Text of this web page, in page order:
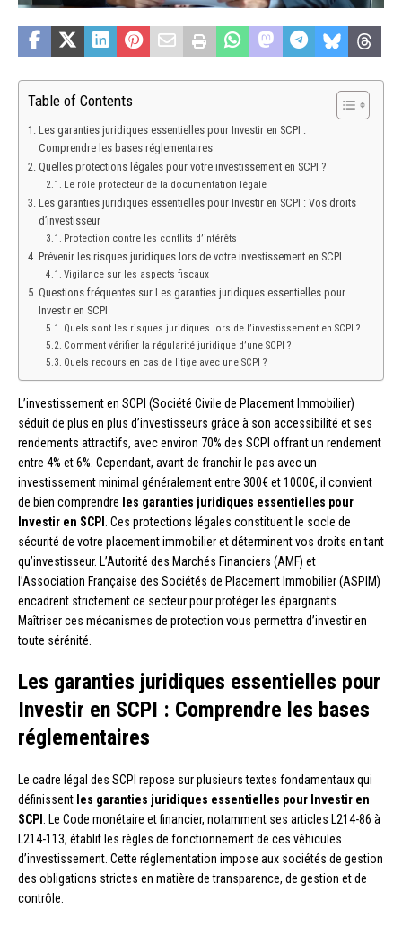
Table of Contents
Les garanties juridiques essentielles pour Investir en SCPI :
Comprendre les bases réglementaires
Quelles protections légales pour votre investissement en SCPI ?
Le rôle protecteur de la documentation légale
Les garanties juridiques essentielles pour Investir en SCPI : Vos droits
d’investisseur
Protection contre les conflits d’intérêts
Prévenir les risques juridiques lors de votre investissement en SCPI
Vigilance sur les aspects fiscaux
Questions fréquentes sur Les garanties juridiques essentielles pour
Investir en SCPI
Quels sont les risques juridiques lors de l’investissement en SCPI ?
Comment vérifier la régularité juridique d’une SCPI ?
Quels recours en cas de litige avec une SCPI ?
L’investissement en SCPI (Société Civile de Placement Immobilier)
séduit de plus en plus d’investisseurs grâce à son accessibilité et ses
rendements attractifs, avec environ 70% des SCPI offrant un rendement
entre 4% et 6%. Cependant, avant de franchir le pas avec un
investissement minimal généralement entre 300€ et 1000€, il convient
de bien comprendre les garanties juridiques essentielles pour
Investir en SCPI
. Ces protections légales constituent le socle de
sécurité de votre placement immobilier et déterminent vos droits en tant
qu’investisseur. L’Autorité des Marchés Financiers (AMF) et
l’Association Française des Sociétés de Placement Immobilier (ASPIM)
encadrent strictement ce secteur pour protéger les épargnants.
Maîtriser ces mécanismes de protection vous permettra d’investir en
toute sérénité.
Les garanties juridiques essentielles pour
Investir en SCPI : Comprendre les bases
réglementaires
Le cadre légal des SCPI repose sur plusieurs textes fondamentaux qui
définissent les garanties juridiques essentielles pour Investir en
SCPI
. Le Code monétaire et financier, notamment ses articles L214-86 à
L214-113, établit les règles de fonctionnement de ces véhicules
d’investissement. Cette réglementation impose aux sociétés de gestion
des obligations strictes en matière de transparence, de gestion et de
contrôle.